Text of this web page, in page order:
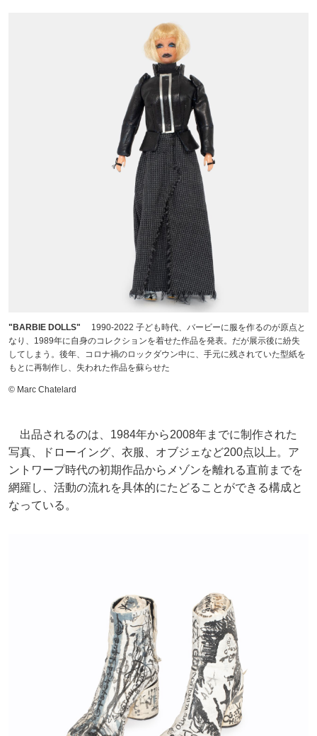
"BARBIE DOLLS" 1990-2022 子ども時代、バービーに服を作るのが原点と
なり、1989年に自身のコレクションを着せた作品を発表。だが展示後に紛失
してしまう。後年、コロナ禍のロックダウン中に、手元に残されていた型紙を
もとに再制作し、失われた作品を蘇らせた
© Marc Chatelard
出品されるのは、1984年から2008年までに制作された
写真、ドローイング、衣服、オブジェなど200点以上。ア
ントワープ時代の初期作品からメゾンを離れる直前までを
網羅し、活動の流れを具体的にたどることができる構成と
なっている。